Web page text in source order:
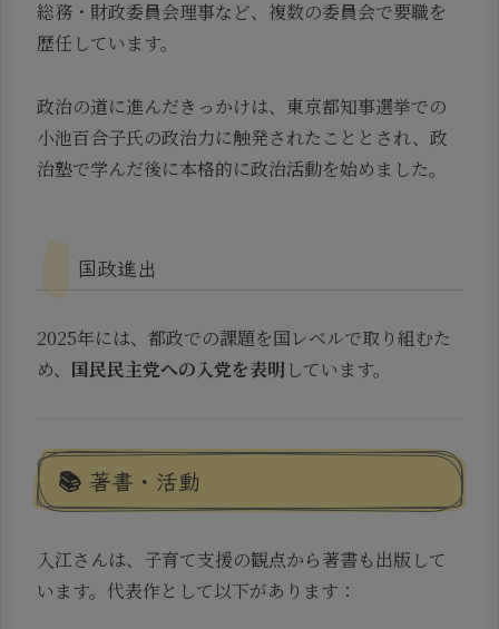
総務・財政委員会理事など、複数の委員会で要職を
歴任しています。
政治の道に進んだきっかけは、東京都知事選挙での
小池百合子氏の政治力に触発されたこととされ、政
治塾で学んだ後に本格的に政治活動を始めました。
国政進出
2025年には、都政での課題を国レベルで取り組むた
め、 国民民主党への入党を表明 しています。
📚 著書・活動
入江さんは、子育て支援の観点から著書も出版して
います。代表作として以下があります：